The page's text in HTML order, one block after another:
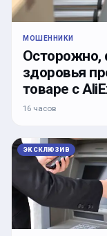
МОШЕННИКИ
Осторожно,
здоровья
товаре с
16 часов
ЭКСКЛЮЗИВ